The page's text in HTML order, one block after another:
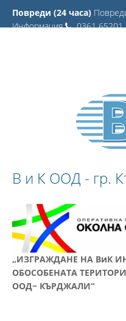
Повреди (24 часа)
Информация
0361
В и К ООД - гр.
„ИЗГРАЖДАНЕ НА ВиК
ОБОСОБЕНАТА
ООД− КЪРДЖАЛИ“